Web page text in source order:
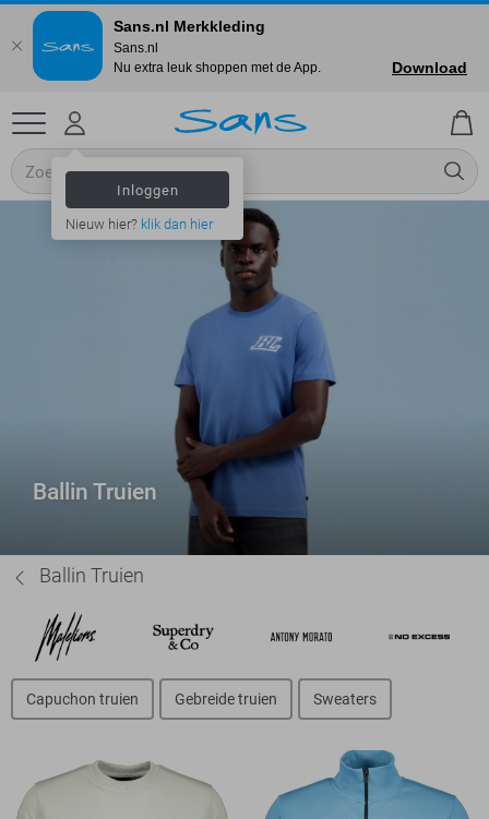
Inloggen
Nieuw hier? klik dan hier
Ballin Truien
Ballin Truien
Capuchon truien Gebreide truien Sweaters
Sans.nl Merkkleding
Sans.nl
Nu extra leuk shoppen met de App.
Download